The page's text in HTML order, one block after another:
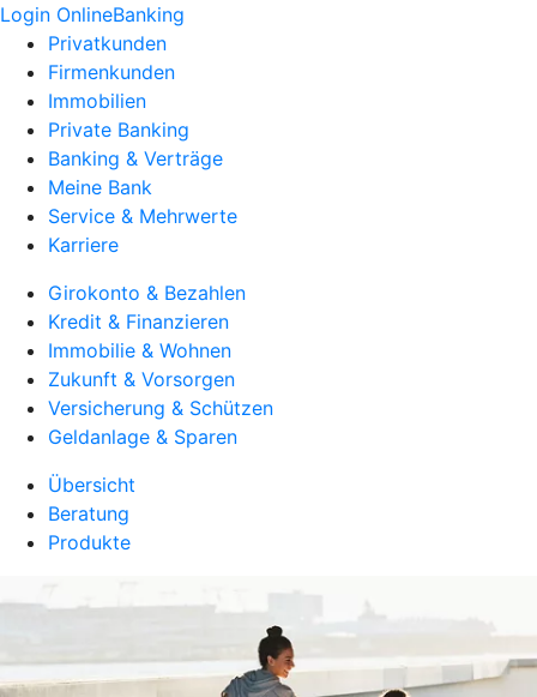
Login OnlineBanking
Privatkunden
Firmenkunden
Immobilien
Private Banking
Banking & Verträge
Meine Bank
Service & Mehrwerte
Karriere
Girokonto & Bezahlen
Kredit & Finanzieren
Immobilie & Wohnen
Zukunft & Vorsorgen
Versicherung & Schützen
Geldanlage & Sparen
Übersicht
Beratung
Produkte